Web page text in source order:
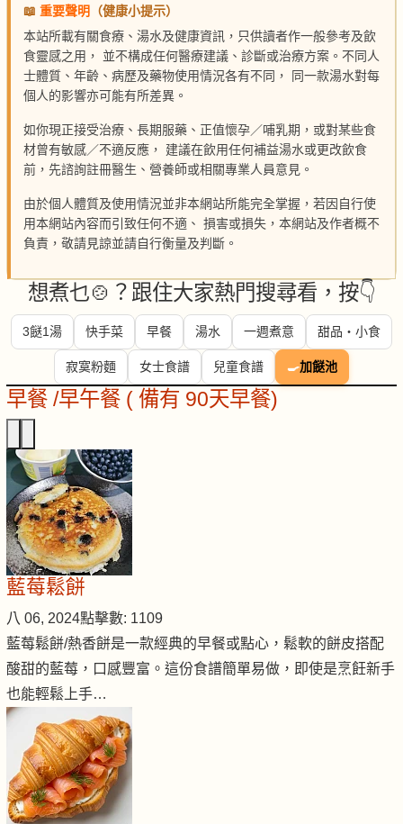
📖 重要聲明
（健康小提示）
本站所載有關食療、湯水及健康資訊，只供讀者作一般參考及飲
食靈感之用， 並不構成任何醫療建議、診斷或治療方案。不同人
士體質、年齡、病歷及藥物使用情況各有不同， 同一款湯水對每
個人的影響亦可能有所差異。
如你現正接受治療、長期服藥、正值懷孕／哺乳期，或對某些食
材曾有敏感／不適反應， 建議在飲用任何補益湯水或更改飲食
前，先諮詢註冊醫生、營養師或相關專業人員意見。
由於個人體質及使用情況並非本網站所能完全掌握，若因自行使
用本網站內容而引致任何不適、 損害或損失，本網站及作者概不
負責，敬請見諒並請自行衡量及判斷。
想煮乜🍲？跟住大家熱門搜尋看，按👇
3餸1湯 快手菜 早餐 湯水 一週煮意 甜品・小食
寂寞粉麵 女士食譜 兒童食譜 🍳加餸池
早餐 /早午餐 ( 備有 90天早餐)
藍莓鬆餅
八 06, 2024點擊數: 1109
藍莓鬆餅/熱香餅是一款經典的早餐或點心，鬆軟的餅皮搭配
酸甜的藍莓，口感豐富。這份食譜簡單易做，即使是烹飪新手
也能輕鬆上手…